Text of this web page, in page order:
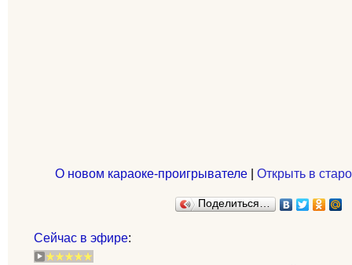
О новом караоке-проигрывателе| Открыть в
Поделиться…
Сейчас в эфире: